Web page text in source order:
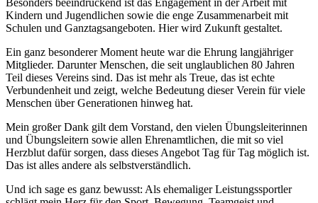
Kindern und Jugendlichen sowie die enge Zusammenarbeit mit
Schulen und Ganztagsangeboten. Hier wird Zukunft gestaltet.
Ein ganz besonderer Moment heute war die Ehrung langjähriger
Mitglieder. Darunter Menschen, die seit unglaublichen 80 Jahren
Teil dieses Vereins sind. Das ist mehr als Treue, das ist echte
Verbundenheit und zeigt, welche Bedeutung dieser Verein für viele
Menschen über Generationen hinweg hat.
Mein großer Dank gilt dem Vorstand, den vielen Übungsleiterinnen
und Übungsleitern sowie allen Ehrenamtlichen, die mit so viel
Herzblut dafür sorgen, dass dieses Angebot Tag für Tag möglich ist.
Das ist alles andere als selbstverständlich.
Und ich sage es ganz bewusst: Als ehemaliger Leistungssportler